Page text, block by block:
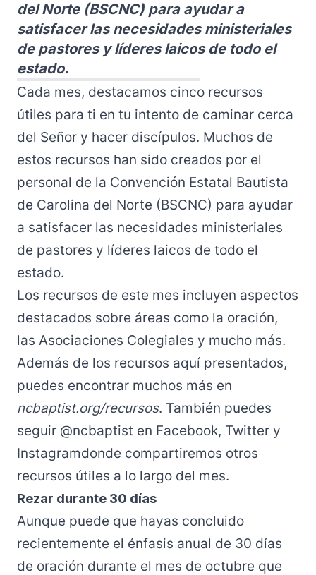
del Norte (BSCNC) para ayudar a
satisfacer las necesidades ministeriales
de pastores y líderes laicos de todo el
estado.
Cada mes, destacamos cinco recursos
útiles para ti en tu intento de caminar cerca
del Señor y hacer discípulos. Muchos de
estos recursos han sido creados por el
personal de la Convención Estatal Bautista
de Carolina del Norte (BSCNC) para ayudar
a satisfacer las necesidades ministeriales
de pastores y líderes laicos de todo el
estado.
Los recursos de este mes incluyen aspectos
destacados sobre áreas como la oración,
las Asociaciones Colegiales y mucho más.
Además de los recursos aquí presentados,
puedes encontrar muchos más en
ncbaptist.org/recursos. También puedes
seguir @ncbaptist en Facebook, Twitter y
Instagramdonde compartiremos otros
recursos útiles a lo largo del mes.
Rezar durante 30 días
Aunque puede que hayas concluido
recientemente el énfasis anual de 30 días
de oración durante el mes de octubre que